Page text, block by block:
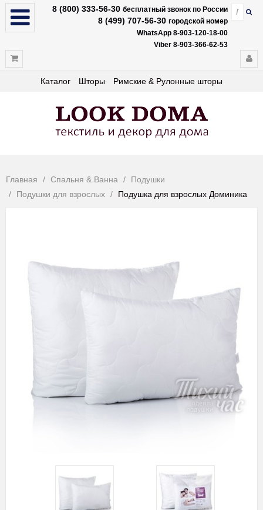
8 (800) 333-56-30 бесплатный звонок по России
8 (499) 707-56-30 городской номер
WhatsApp 8-903-120-18-00
Viber 8-903-366-62-53
Каталог Шторы Римские & Рулонные шторы
Главная Спальня & Ванна
Подушки
Подушки для взрослых
Подушка для взрослых Доминика